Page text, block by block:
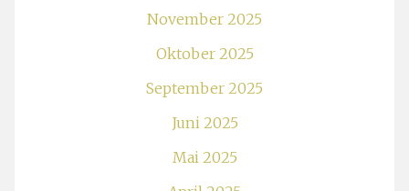
November 2025
Oktober 2025
September 2025
Juni 2025
Mai 2025